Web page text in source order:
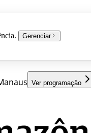
Gerenciar
Ver programação